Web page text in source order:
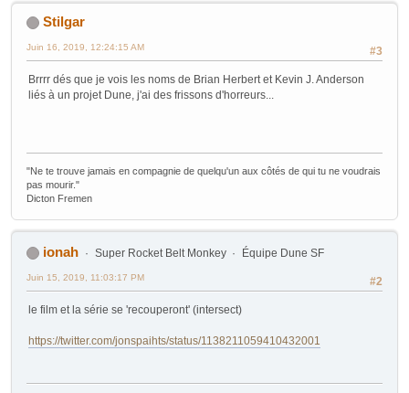
Stilgar
#3
Juin 16, 2019, 12:24:15 AM
Brrrr dés que je vois les noms de Brian Herbert et Kevin J. Anderson
liés à un projet Dune, j'ai des frissons d'horreurs...
"Ne te trouve jamais en compagnie de quelqu'un aux côtés de qui tu ne voudrais
pas mourir."
Dicton Fremen
ionah Super Rocket Belt Monkey Équipe Dune SF
#2
Juin 15, 2019, 11:03:17 PM
le film et la série se 'recouperont' (intersect)
https://twitter.com/jonspaihts/status/1138211059410432001